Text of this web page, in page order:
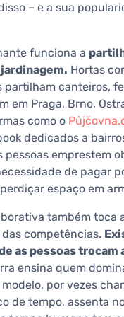
– e a sua
funciona a
Hortas
partilham canteiros,
em Praga, Brno,
como o
dedicados a
pessoas emprestem
de pagar
espaço em
também toca
competências.
as pessoas trocam
ensina quem
por vezes
de tempo, assenta